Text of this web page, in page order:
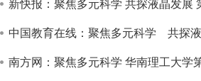
新快报：聚焦多元科学 共探液晶发展
中国教育在线：聚焦多元科学 共探
南方网：聚焦多元科学 华南理工大学